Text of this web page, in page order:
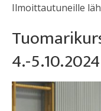
Ilmoittautuneille
4.-5.10.2024